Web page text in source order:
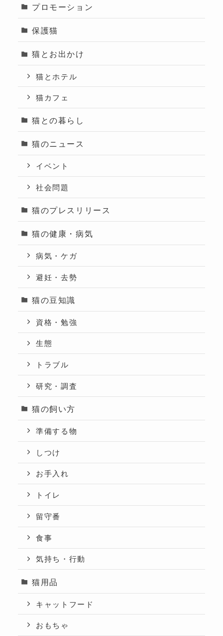
プロモーション
保護猫
猫とお出かけ
猫とホテル
猫カフェ
猫との暮らし
猫のニュース
イベント
社会問題
猫のプレスリリース
猫の健康・病気
病気・ケガ
避妊・去勢
猫の豆知識
資格・勉強
生態
トラブル
研究・調査
猫の飼い方
準備する物
しつけ
お手入れ
トイレ
留守番
食事
気持ち・行動
猫用品
キャットフード
おもちゃ